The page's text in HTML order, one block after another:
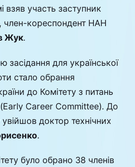
взяв участь заступник
член-кореспондент НАН
Жук.
засідання для української
стало обрання
до Комітету з питань
(Early Career Committee). До
доктор технічних
.
було обрано 38 членів